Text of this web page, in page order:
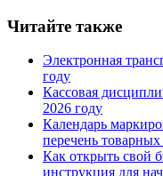
Читайте также
Электронная
году
Кассовая
2026 году
Календарь
перечень
Как открыть свой
инструкция для